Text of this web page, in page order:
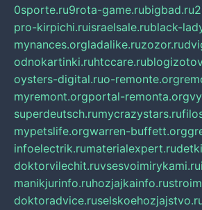
0sporte.ru9rota-game.rubigbad.ru
pro-kirpichi.ruisraelsale.rublack-
mynances.orgladalike.ruzozor.ru
odnokartinki.ruhtccare.ru
oysters-digital.ruo-remonte.org
myremont.orgportal-remonta.org
superdeutsch.rumycrazystars.ru
mypetslife.orgwarren-buffett.org
infoelectrik.rumaterialexpert.ru
doktorvilechit.ruvsesvoimirykami.ru
manikjurinfo.ruhozjajkainfo.ru
doktoradvice.ru